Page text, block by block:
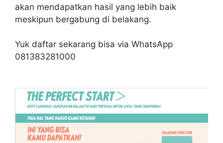
akan mendapatkan hasil yang lebih baik
meskipun bergabung di belakang.
Yuk daftar sekarang bisa via WhatsApp
081383281000